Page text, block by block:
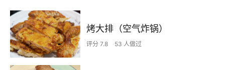
烤大排（空气炸锅）
评分 7.8 53 人做过